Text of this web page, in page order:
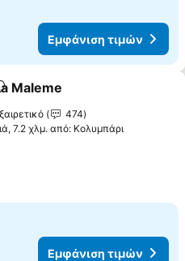
Εμφάνιση τιμών
στα αγαπημένα
Maleme
474
7.2 χλμ. από: Κολυμπάρι
Εμφάνιση τιμών